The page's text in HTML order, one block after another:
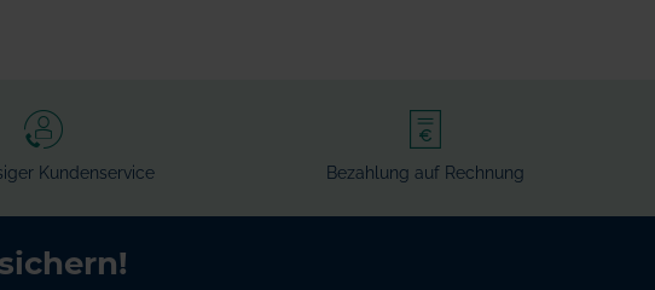
Kundenservice Bezahlung auf Rechnung